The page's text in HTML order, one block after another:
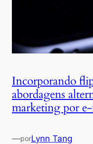
Incorporando
abordagens
marketing por
—porLynn Tang